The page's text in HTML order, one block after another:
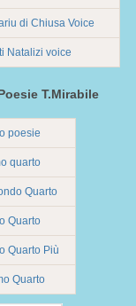
di Chiusa Voice
Natalizi voice
T.Mirabile
poesie
quarto
Quarto
Quarto
Quarto Più
Quarto